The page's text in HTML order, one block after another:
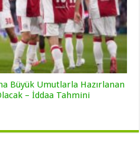
Büyük Umutlarla Hazırlanan
– İddaa Tahmini